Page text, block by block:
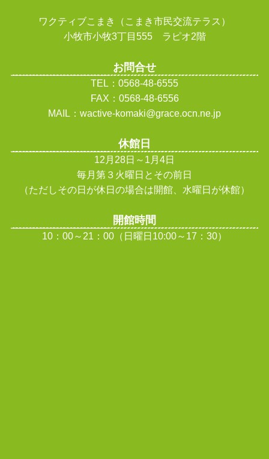
ワクティブこまき（こまき市民交流テラス）
小牧市小牧3丁目555 ラピオ2階
お問合せ
TEL：0568-48-6555
FAX：0568-48-6556
MAIL：wactive-komaki@grace.ocn.ne.jp
休館日
12月28日～1月4日
毎月第３火曜日とその前日
（ただしその日が休日の場合は開館、水曜日が休館）
開館時間
10：00～21：00（日曜日10:00～17：30）